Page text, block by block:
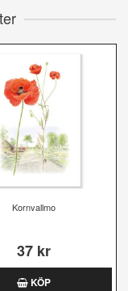
Kornvallmo
37 kr
KÖP